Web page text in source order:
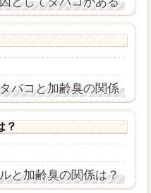
バコと加齢臭の関係
？
と加齢臭の関係は？